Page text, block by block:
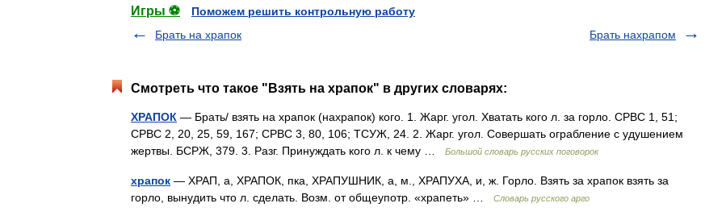
Игры ⚽
Поможем решить контрольную работу
Брать на храпок
Брать нахрапом
Смотреть что такое "Взять на храпок" в других словарях:
ХРАПОК — Брать/ взять на храпок (нахрапок) кого. 1. Жарг. угол. Хватать кого л. за горло. СРВС 1, 51;
СРВС 2, 20, 25, 59, 167; СРВС 3, 80, 106; ТСУЖ, 24. 2. Жарг. угол. Совершать ограбление с удушением
жертвы. БСРЖ, 379. 3. Разг. Принуждать кого л. к чему …
Большой словарь русских поговорок
храпок — ХРАП, а, ХРАПОК, пка, ХРАПУШНИК, а, м., ХРАПУХА, и, ж. Горло. Взять за храпок взять за
горло, вынудить что л. сделать. Возм. от общеупотр. «храпеть» …
Словарь русского арго